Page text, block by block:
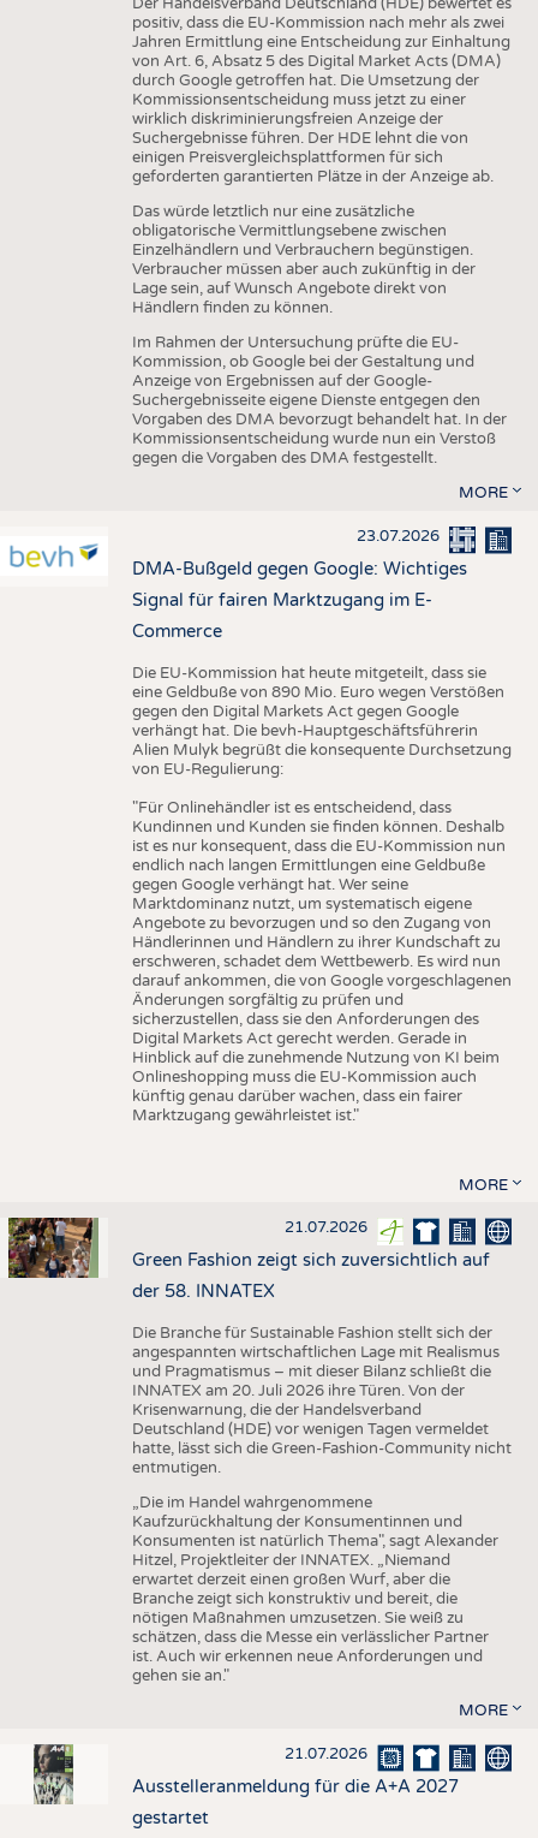
positiv, dass die EU-Kommission nach mehr als zwei
Jahren Ermittlung eine Entscheidung zur Einhaltung
von Art. 6, Absatz 5 des Digital Market Acts (DMA)
durch Google getroffen hat. Die Umsetzung der
Kommissionsentscheidung muss jetzt zu einer
wirklich diskriminierungsfreien Anzeige der
Suchergebnisse führen. Der HDE lehnt die von
einigen Preisvergleichsplattformen für sich
geforderten garantierten Plätze in der Anzeige ab.
Das würde letztlich nur eine zusätzliche
obligatorische Vermittlungsebene zwischen
Einzelhändlern und Verbrauchern begünstigen.
Verbraucher müssen aber auch zukünftig in der
Lage sein, auf Wunsch Angebote direkt von
Händlern finden zu können.
Im Rahmen der Untersuchung prüfte die EU-
Kommission, ob Google bei der Gestaltung und
Anzeige von Ergebnissen auf der Google-
Suchergebnisseite eigene Dienste entgegen den
Vorgaben des DMA bevorzugt behandelt hat. In der
Kommissionsentscheidung wurde nun ein Verstoß
gegen die Vorgaben des DMA festgestellt.
MORE
23.07.2026
DMA-Bußgeld gegen Google: Wichtiges
Signal für fairen Marktzugang im E-
Commerce
Die EU-Kommission hat heute mitgeteilt, dass sie
eine Geldbuße von 890 Mio. Euro wegen Verstößen
gegen den Digital Markets Act gegen Google
verhängt hat. Die bevh-Hauptgeschäftsführerin
Alien Mulyk begrüßt die konsequente Durchsetzung
von EU-Regulierung:
"Für Onlinehändler ist es entscheidend, dass
Kundinnen und Kunden sie finden können. Deshalb
ist es nur konsequent, dass die EU-Kommission nun
endlich nach langen Ermittlungen eine Geldbuße
gegen Google verhängt hat. Wer seine
Marktdominanz nutzt, um systematisch eigene
Angebote zu bevorzugen und so den Zugang von
Händlerinnen und Händlern zu ihrer Kundschaft zu
erschweren, schadet dem Wettbewerb. Es wird nun
darauf ankommen, die von Google vorgeschlagenen
Änderungen sorgfältig zu prüfen und
sicherzustellen, dass sie den Anforderungen des
Digital Markets Act gerecht werden. Gerade in
Hinblick auf die zunehmende Nutzung von KI beim
Onlineshopping muss die EU-Kommission auch
künftig genau darüber wachen, dass ein fairer
Marktzugang gewährleistet ist."
MORE
21.07.2026
Green Fashion zeigt sich zuversichtlich auf
der 58. INNATEX
Die Branche für Sustainable Fashion stellt sich der
angespannten wirtschaftlichen Lage mit Realismus
und Pragmatismus – mit dieser Bilanz schließt die
INNATEX am 20. Juli 2026 ihre Türen. Von der
Krisenwarnung, die der Handelsverband
Deutschland (HDE) vor wenigen Tagen vermeldet
hatte, lässt sich die Green-Fashion-Community nicht
entmutigen.
„Die im Handel wahrgenommene
Kaufzurückhaltung der Konsumentinnen und
Konsumenten ist natürlich Thema", sagt Alexander
Hitzel, Projektleiter der INNATEX. „Niemand
erwartet derzeit einen großen Wurf, aber die
Branche zeigt sich konstruktiv und bereit, die
nötigen Maßnahmen umzusetzen. Sie weiß zu
schätzen, dass die Messe ein verlässlicher Partner
ist. Auch wir erkennen neue Anforderungen und
gehen sie an."
MORE
21.07.2026
Ausstelleranmeldung für die A+A 2027
gestartet